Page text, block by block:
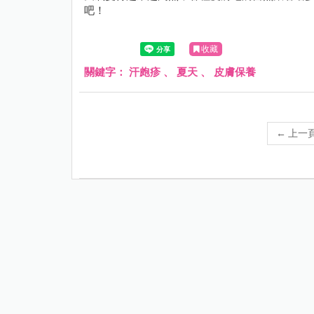
吧！
收藏
關鍵字： 汗皰疹 、 夏天 、 皮膚保養
← 上一